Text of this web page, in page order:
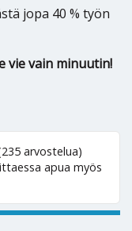
jopa 40 % työn
vie vain minuutin!
arvostelua)
apua myös